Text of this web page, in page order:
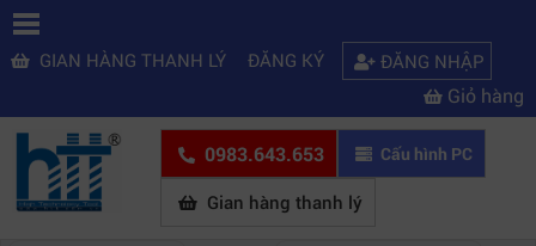
GIAN HÀNG THANH LÝ ĐĂNG KÝ ĐĂNG NHẬP
Giỏ hàng
0983.643.653 Cấu hình PC
Gian hàng thanh lý